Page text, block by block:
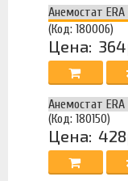
Анемостат ERA
(Код: 180006)
Цена:
Анемостат ERA
(Код: 180150)
Цена: